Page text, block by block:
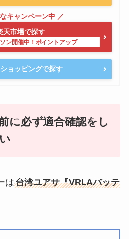
天市場で探す
ョッピングで探す
に必ず適合確認をし
は台湾ユアサ『VRLAバッテ